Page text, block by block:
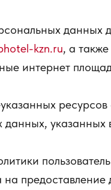
данных
kzn.ru, а
интернет
указанных